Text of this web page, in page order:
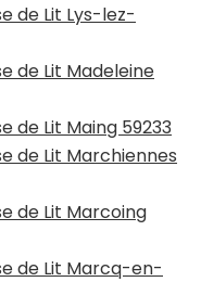
de Lit Lys-lez-
de Lit Madeleine
de Lit Maing 59233
de Lit Marchiennes
de Lit Marcoing
de Lit Marcq-en-